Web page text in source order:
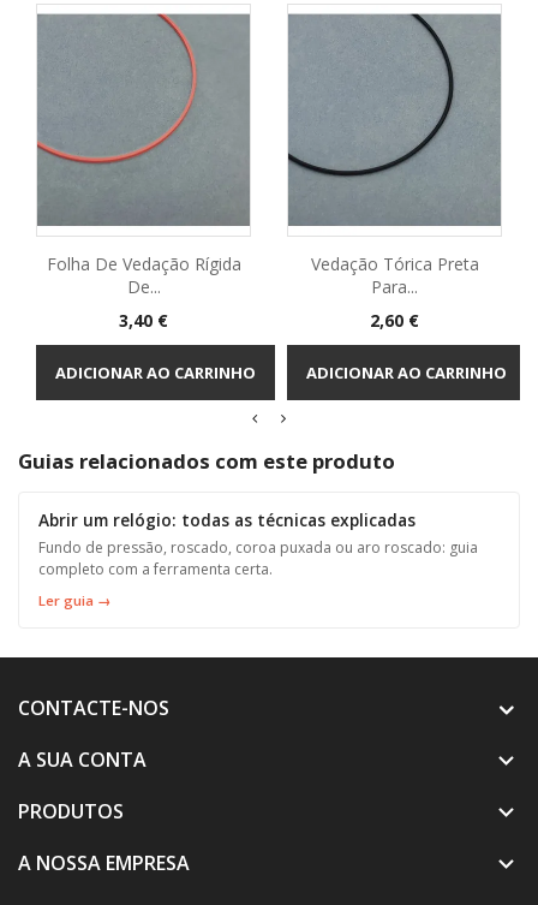
Folha De Vedação Rígida
De...
Preço
3,40 €
ADICIONAR AO CARRINHO
Vedação Tórica Preta
Para...
Preço
2,60 €
ADICIONAR AO CARRINHO
Guias relacionados com este produto
Abrir um relógio: todas as técnicas explicadas
Fundo de pressão, roscado, coroa puxada ou aro roscado: guia
completo com a ferramenta certa.
Ler guia →
CONTACTE-NOS
A SUA CONTA

PRODUTOS 
A NOSSA EMPRESA 